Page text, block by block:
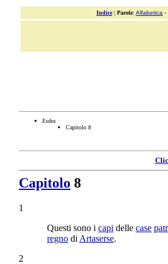
Indice| Parole: Alfabetica -
Esdra
Capitolo 8
Capitolo 8
1
Questi sono i capi delle case
regno di Artaserse.
2